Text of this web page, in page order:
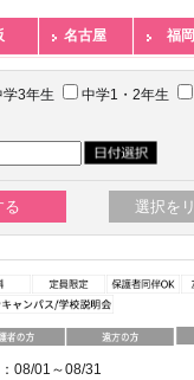
名古屋 福岡
学3年生 中学1・2年生
08/01～08/31